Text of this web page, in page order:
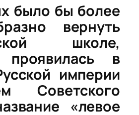
было бы более
вернуть
школе,
проявилась в
империи
Советского
«левое